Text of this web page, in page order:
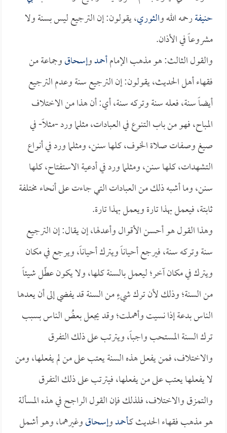
حنيفةرحمه الله والثوري، يقولون: إن الترجيع ليس بسنة ولا
مشروعاً في الأذان.
والقول الثالث: هو مذهب الإمامأحمدوإسحاقوجماعة من
فقهاء أهل الحديث، يقولون: إن الترجيع سنة وعدم الترجيع
أيضاً سنة، فعله سنة وتركه سنة، أي: أن هذا من الاختلاف
المباح، فهو من باب التنوع في العبادات، مثلما ورد -مثلاً- في
صيغ وصفات صلاة الخوف، كلها سنن، ومثلما ورد في أنواع
التشهدات، كلها سنن، ومثلما ورد في أدعية الاستفتاح، كلها
سنن، وما أشبه ذلك من العبادات التي جاءت على أنحاء مختلفة
ثابتة، فيعمل بهذا تارة ويعمل بهذا تارة.
وهذا القول هو أحسن الأقوال وأعدلها، إن يقال: إن الترجيع
سنة وتركه سنة، فيرجع أحياناً ويترك أحياناً، ويرجع في مكان
ويترك في مكان آخر؛ ليعمل بالسنة كلها، ولا يكون عطّل شيئاً
من السنة؛ وذلك لأن ترك شيءٍ من السنة قد يفضي إلى أن يعدها
الناس بدعة إذا نسيت وأهملت؛ وقد يجعل بعضُ الناس بسبب
ترك السنة المستحب واجباً، ويترتب على ذلك التفرق
والاختلاف، فمن يفعل هذه السنة يعتب على من لم يفعلها، ومن
لا يفعلها يعتب على من يفعلها، فيترتب على ذلك التفرق
والتمزق والاختلاف، فلذلك فإن القول الراجح في هذه المسألة
هو مذهب فقهاء الحديث كـأحمدوإسحاقوغيرهما، وهو أشمل